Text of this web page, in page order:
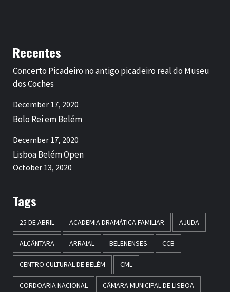
Recentes
Concerto Picadeiro no antigo picadeiro real do Museu
dos Coches
December 17, 2020
Bolo Rei em Belém
December 17, 2020
Lisboa Belém Open
October 13, 2020
Tags
25 DE ABRIL ACADEMIA DRAMÁTICA FAMILIAR AJUDA
ALCÂNTARA ARRAIAL BELENENSES CCB
CENTRO CULTURAL DE BELÉM CML
CORDOARIA NACIONAL CÂMARA MUNICIPAL DE LISBOA